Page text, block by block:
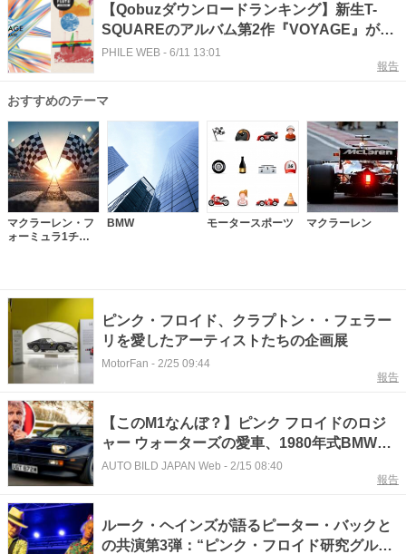
【Qobuzダウンロードランキング】新生T-
SQUAREのアルバム第2作『VOYAGE』が初
登場1位！ピンク・フロイドのベスト『8-
PHILE WEB - 6/11 13:01
報告
おすすめのテーマ
マクラーレン・フ
ォーミュラ1チー
BMW モータースポーツ マクラーレン
ピンク・フロイド、クラプトン・・フェラー
リを愛したアーティストたちの企画展
MotorFan - 2/25 09:44
報告
【このM1なんぼ？】ピンク フロイドのロジ
ャー ウォーターズの愛車、1980年式BMW製
スーパーカー 「BMW M1」がオークション
AUTO BILD JAPAN Web - 2/15 08:40
報告
ルーク・ヘインズが語るピーター・バックと
の共演第3弾：“ピンク・フロイド研究グルー